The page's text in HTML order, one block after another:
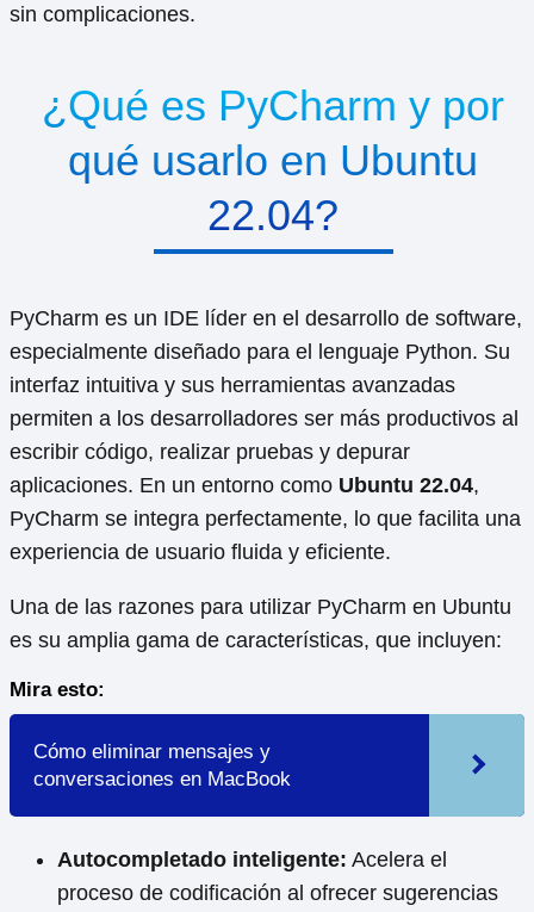
sin complicaciones.
¿Qué es PyCharm y por
qué usarlo en Ubuntu
22.04?
PyCharm es un IDE líder en el desarrollo de software,
especialmente diseñado para el lenguaje Python. Su
interfaz intuitiva y sus herramientas avanzadas
permiten a los desarrolladores ser más productivos al
escribir código, realizar pruebas y depurar
aplicaciones. En un entorno como Ubuntu 22.04,
PyCharm se integra perfectamente, lo que facilita una
experiencia de usuario fluida y eficiente.
Una de las razones para utilizar PyCharm en Ubuntu
es su amplia gama de características, que incluyen:
Mira esto:
Cómo eliminar mensajes y
conversaciones en MacBook
Autocompletado inteligente: Acelera el
proceso de codificación al ofrecer sugerencias